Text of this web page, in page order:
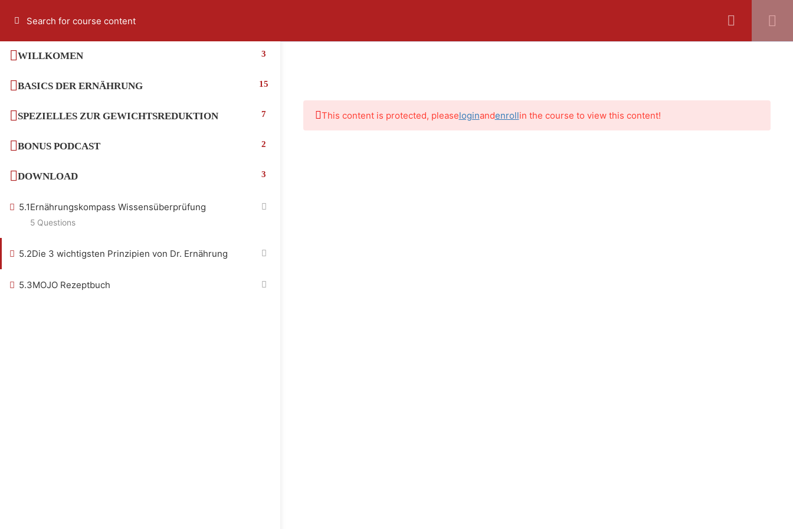
WILLKOMEN 3
BASICS DER ERNÄHRUNG 15
SPEZIELLES ZUR GEWICHTSREDUKTION 7
BONUS PODCAST 2
DOWNLOAD 3
5.1Ernährungskompass Wissensüberprüfung
5 Questions
5.2Die 3 wichtigsten Prinzipien von Dr. Ernährung
5.3MOJO Rezeptbuch
This content is protected, pleaseloginandenrollin the course to view this content!